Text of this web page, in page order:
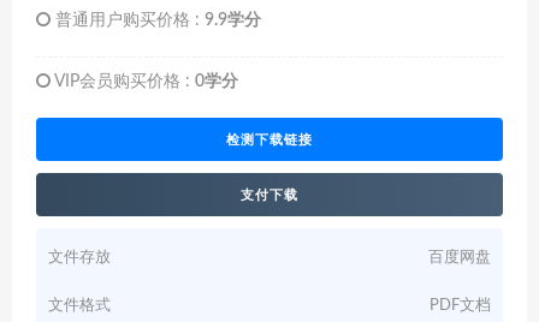
普通用户购买价格 : 9.9学分
VIP会员购买价格 : 0学分
检测下载链接
支付下载
文件存放 百度网盘
文件格式 PDF文档